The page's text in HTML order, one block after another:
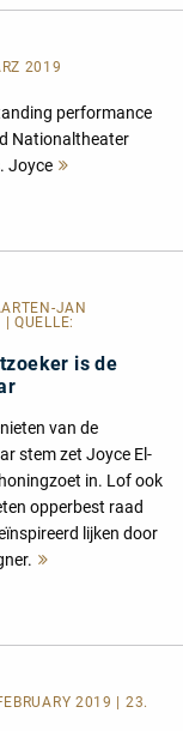
2019
performance
Nationaltheater
Joyce
JAN
QUELLE:
is de
van de
stem zet Joyce El-
in. Lof ook
opperbest raad
lijken door
2019 | 23.